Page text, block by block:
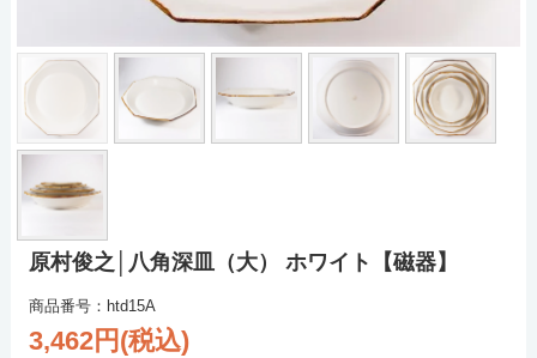
原村俊之│八角深皿（大） ホワイト【磁器】
商品番号：htd15A
3,462円(税込)